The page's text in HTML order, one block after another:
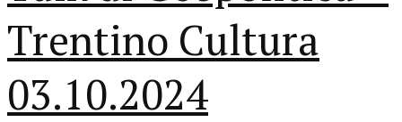
Trentino Cultura
03.10.2024